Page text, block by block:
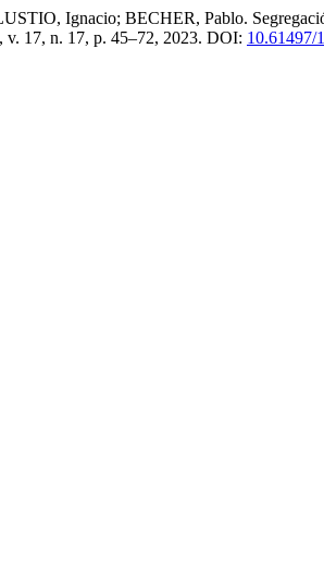
Ignacio; BECHER, Pablo.
, v. 17, n. 17, p. 45–72, 2023. DOI: 10.61497/